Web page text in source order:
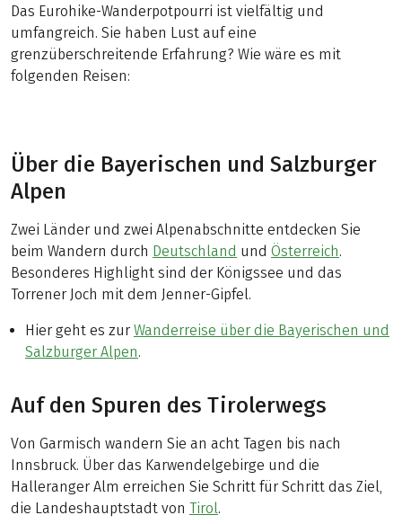
Das Eurohike-Wanderpotpourri ist vielfältig und
umfangreich. Sie haben Lust auf eine
grenzüberschreitende Erfahrung? Wie wäre es mit
folgenden Reisen:
Über die Bayerischen und Salzburger
Alpen
Zwei Länder und zwei Alpenabschnitte entdecken Sie
beim Wandern durch Deutschland und Österreich.
Besonderes Highlight sind der Königssee und das
Torrener Joch mit dem Jenner-Gipfel.
Hier geht es zur Wanderreise über die Bayerischen und
Salzburger Alpen.
Auf den Spuren des Tirolerwegs
Von Garmisch wandern Sie an acht Tagen bis nach
Innsbruck. Über das Karwendelgebirge und die
Halleranger Alm erreichen Sie Schritt für Schritt das Ziel,
die Landeshauptstadt von Tirol.